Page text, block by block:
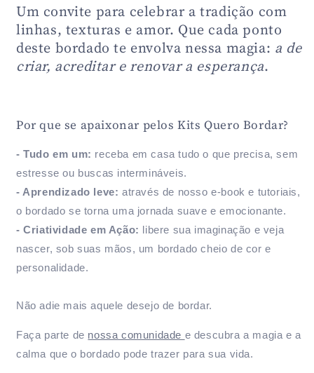
Um convite para celebrar a tradição com
linhas, texturas e amor. Que cada ponto
deste bordado te envolva nessa magia: a de
criar, acreditar e renovar a esperança.
Por que se apaixonar pelos Kits Quero Bordar?
- Tudo em um: receba em casa tudo o que precisa, sem
estresse ou buscas intermináveis.
- Aprendizado leve: através de nosso e-book e tutoriais,
o bordado se torna uma jornada suave e emocionante.
- Criatividade em Ação: libere sua imaginação e veja
nascer, sob suas mãos, um bordado cheio de cor e
personalidade.
Não adie mais aquele desejo de bordar.
Faça parte de nossa comunidade e descubra a magia e a
calma que o bordado pode trazer para sua vida.